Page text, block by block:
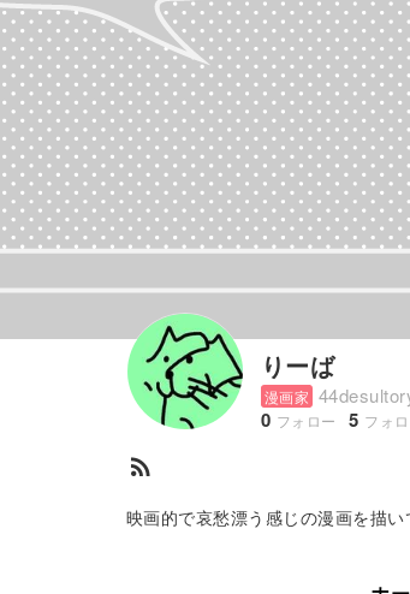
りーば
漫画家
0 フォロー 5 フォ
rss_feed
映画的で哀愁漂う感じの漫画を描